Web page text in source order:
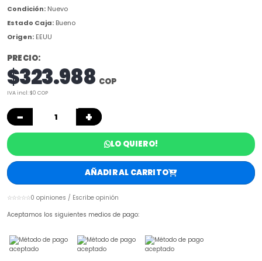
Condición: Nuevo
Estado Caja: Bueno
Origen: EEUU
PRECIO:
$323.988 COP
IVA incl: $0 COP
− +
LO QUIERO!
AÑADIR AL CARRITO
☆☆☆☆☆0 opiniones / Escribe opinión
Aceptamos los siguientes medios de pago: